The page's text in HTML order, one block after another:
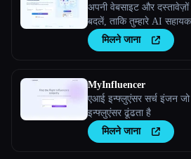
अपनी वेबसाइट और
बदलें, ताकि तुम्हारे AI सहायक
जा सकेमिलने जाना
MyInfluencer
एआई इन्फ्लुएंसर सर्च इंजन जो
इन्फ्लुएंसर ढूंढता है
मिलने जाना